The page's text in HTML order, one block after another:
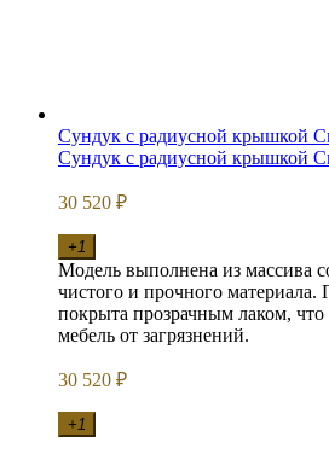
Сундук с радиусной крышкой
Сундук с радиусной крышкой
30 520 ₽
+1
Модель выполнена из массива
чистого и прочного материала.
покрыта прозрачным лаком, что
мебель от загрязнений.
30 520 ₽
+1